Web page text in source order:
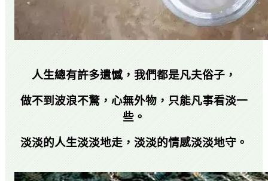
人生總有許多遺憾，我們都是凡夫俗子，
做不到波浪不驚，心無外物，只能凡事看淡一
些。
淡淡的人生淡淡地走，淡淡的情感淡淡地守。